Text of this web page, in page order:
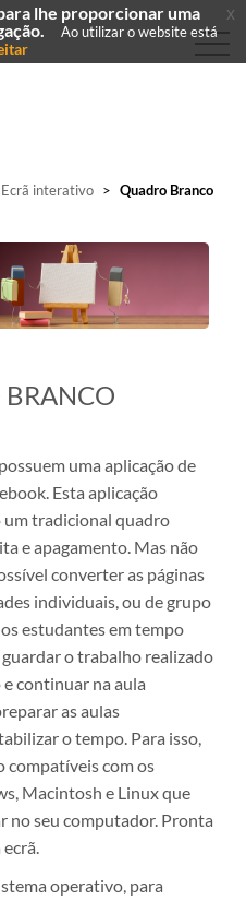
Ecrã interativo > Quadro Branco
uma aplicação de
Esta aplicação
um tradicional quadro
e apagamento. Mas não
converter as páginas
individuais, ou de grupo
estudantes em tempo
guardar o trabalho realizado
continuar na aula
as aulas
o tempo. Para isso,
compatíveis com os
Macintosh e Linux que
no seu computador. Pronta
operativo, para
lhe proporcionar uma
Ao utilizar o website está
x